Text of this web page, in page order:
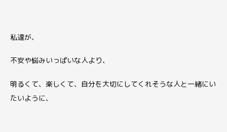
私達が、
不安や悩みいっぱいな人より、
明るくて、楽しくて、自分を大切にしてくれそうな人と一緒にい
たいように、